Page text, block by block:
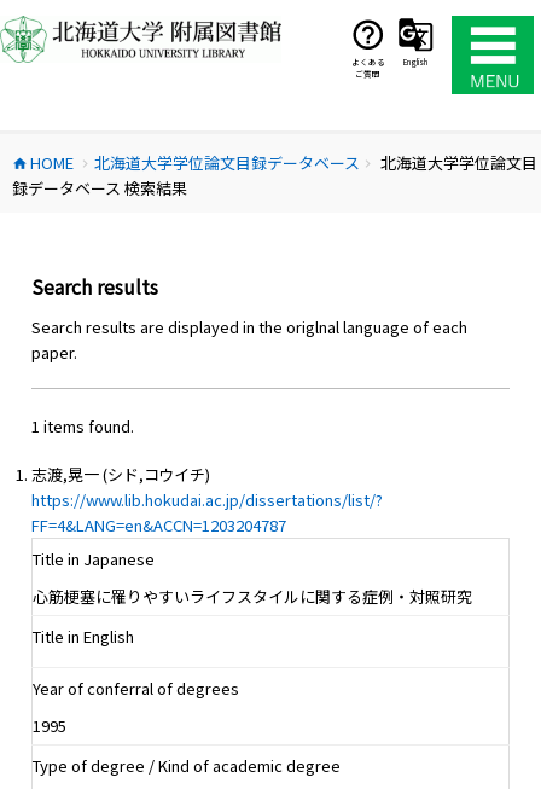
ン
テ
ス
キ
よくある
ご質問
English
home HOME chevron_right 北海道大学学位論文目録データベース chevron_right
北海道大学学位論文目
録データベース 検索結果
Search results
Search results are displayed in the origlnal language of each
paper.
1 items found.
志渡,晃一 (シド,コウイチ)
https://www.lib.hokudai.ac.jp/dissertations/list/?
FF=4&LANG=en&ACCN=1203204787
Title in Japanese
心筋梗塞に罹りやすいライフスタイルに関する症例・対照研究
Title in English
Year of conferral of degrees
1995
Type of degree / Kind of academic degree